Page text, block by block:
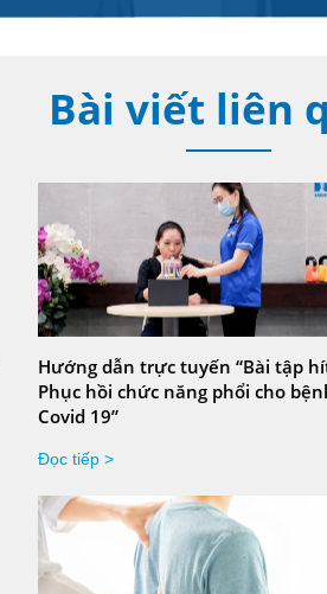
Bài viết liên
Hướng dẫn trực tuyến “Bài tập
Phục hồi chức năng phổi cho
Covid 19”
Đọc tiếp >